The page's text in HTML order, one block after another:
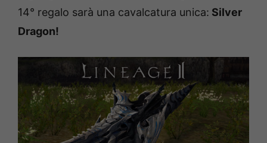
14° regalo sarà una cavalcatura unica: Silver
Dragon!